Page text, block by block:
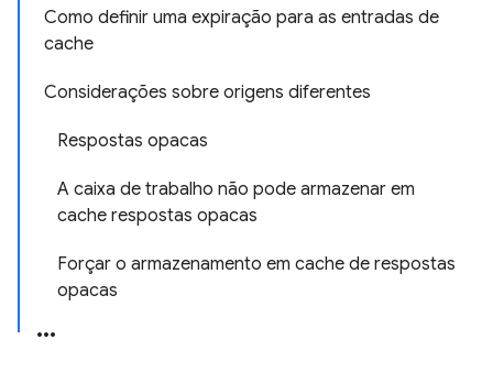
Como definir uma expiração para as entradas de
cache
Considerações sobre origens diferentes
Respostas opacas
A caixa de trabalho não pode armazenar em
cache respostas opacas
Forçar o armazenamento em cache de respostas
opacas